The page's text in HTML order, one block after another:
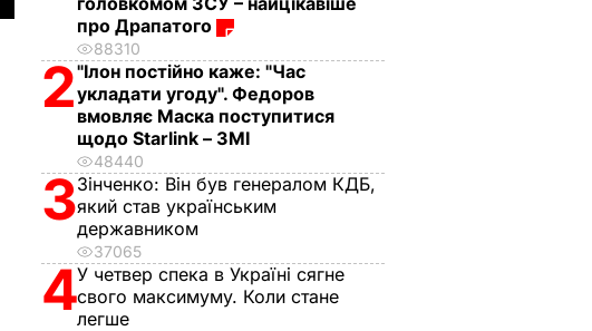
про Драпатого
88310
2"Ілон постійно каже: "Час
укладати угоду". Федоров
вмовляє Маска поступитися
щодо Starlink – ЗМІ
48440
3Зінченко: Він був генералом КДБ,
який став українським
державником
37065
4У четвер спека в Україні сягне
свого максимуму. Коли стане
легше